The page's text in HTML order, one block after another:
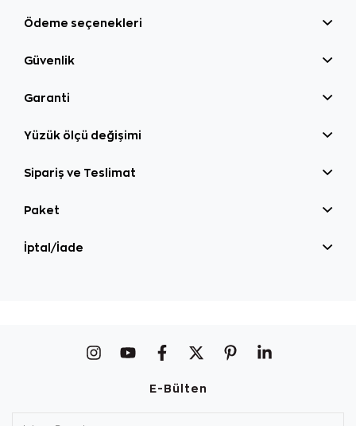
Ödeme seçenekleri
Güvenlik
Garanti
Yüzük ölçü değişimi
Sipariş ve Teslimat
Paket
İptal/İade
E-Bülten